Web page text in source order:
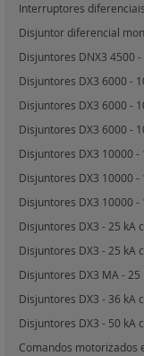
Interruptores
Disjuntor diferencial
Disjuntores DNX3 4500 -
Disjuntores DX3 6000 -
Disjuntores DX3 6000 -
Disjuntores DX3 6000 -
Disjuntores DX3 10000 -
Disjuntores DX3 10000 -
Disjuntores DX3 10000 -
Disjuntores DX3 - 25 kA
Disjuntores DX3 - 25 kA
Disjuntores DX3 MA -
Disjuntores DX3 - 36 kA
Disjuntores DX3 - 50 kA
Comandos motorizados